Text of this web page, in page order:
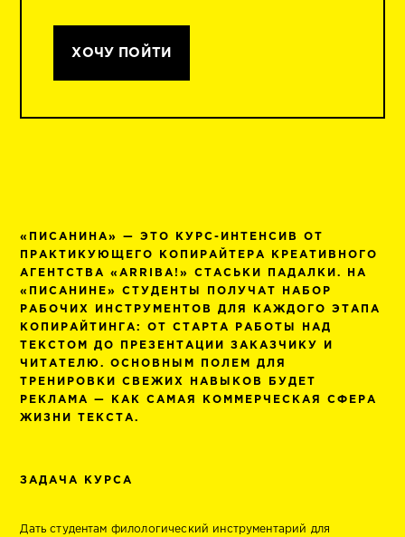
ХОЧУ ПОЙТИ
«ПИСАНИНА» — ЭТО КУРС-ИНТЕНСИВ ОТ
ПРАКТИКУЮЩЕГО КОПИРАЙТЕРА КРЕАТИВНОГО
АГЕНТСТВА «ARRIBA!» СТАСЬКИ ПАДАЛКИ. НА
«ПИСАНИНЕ» СТУДЕНТЫ ПОЛУЧАТ НАБОР
РАБОЧИХ ИНСТРУМЕНТОВ ДЛЯ КАЖДОГО ЭТАПА
КОПИРАЙТИНГА: ОТ СТАРТА РАБОТЫ НАД
ТЕКСТОМ ДО ПРЕЗЕНТАЦИИ ЗАКАЗЧИКУ И
ЧИТАТЕЛЮ. ОСНОВНЫМ ПОЛЕМ ДЛЯ
ТРЕНИРОВКИ СВЕЖИХ НАВЫКОВ БУДЕТ
РЕКЛАМА — КАК САМАЯ КОММЕРЧЕСКАЯ СФЕРА
ЖИЗНИ ТЕКСТА.
ЗАДАЧА КУРСА
Дать студентам филологический инструментарий для